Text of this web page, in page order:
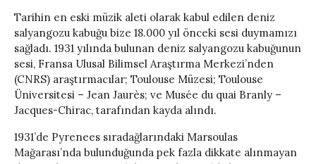
Tarihin en eski müzik aleti olarak kabul edilen deniz
salyangozu kabuğu bize 18.000 yıl önceki sesi duymamızı
sağladı. 1931 yılında bulunan deniz salyangozu kabuğunun
sesi, Fransa Ulusal Bilimsel Araştırma Merkezi’nden
(CNRS) araştırmacılar; Toulouse Müzesi; Toulouse
Üniversitesi – Jean Jaurès; ve Musée du quai Branly –
Jacques-Chirac, tarafından kayda alındı.
1931’de Pyrenees sıradağlarındaki Marsoulas
Mağarası’nda bulunduğunda pek fazla dikkate alınmayan